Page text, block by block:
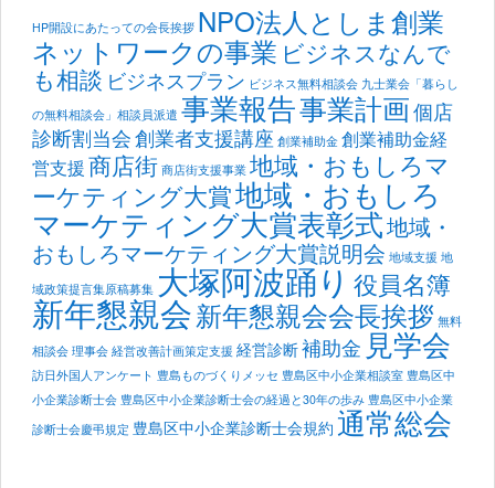
HP開設にあたっての会長挨拶 NPO法人としま創業
ネットワークの事業 ビジネスなんで
も相談 ビジネスプラン ビジネス無料相談会 九士業会「暮らし
の無料相談会」相談員派遣 事業報告事業計画個店
診断割当会創業者支援講座 創業補助金 創業補助金経
営支援商店街 商店街支援事業 地域・おもしろマ
ーケティング大賞地域・おもしろ
マーケティング大賞表彰式地域・
おもしろマーケティング大賞説明会 地域支援 地
域政策提言集原稿募集 大塚阿波踊り役員名簿
新年懇親会新年懇親会会長挨拶 無料
相談会 理事会 経営改善計画策定支援 経営診断補助金 見学会
訪日外国人アンケート 豊島ものづくりメッセ 豊島区中小企業相談室 豊島区中
小企業診断士会 豊島区中小企業診断士会の経過と30年の歩み 豊島区中小企業
診断士会慶弔規定 豊島区中小企業診断士会規約 通常総会